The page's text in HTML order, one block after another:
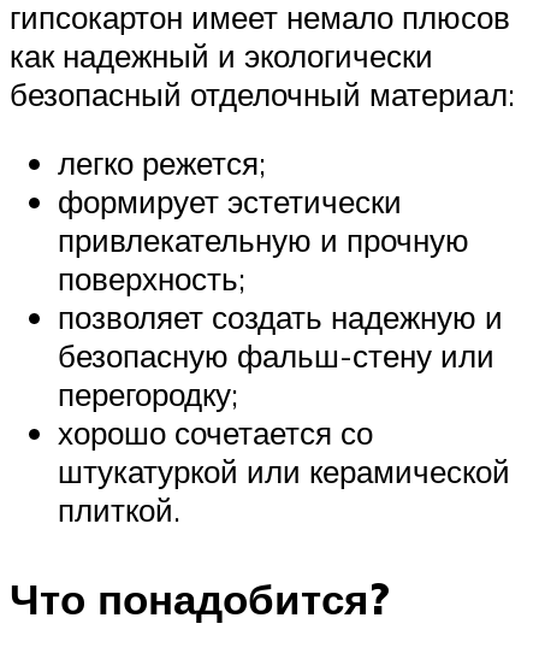
гипсокартон имеет немало плюсов
как надежный и экологически
безопасный отделочный материал:
легко режется;
формирует эстетически
привлекательную и прочную
поверхность;
позволяет создать надежную и
безопасную фальш-стену или
перегородку;
хорошо сочетается со
штукатуркой или керамической
плиткой.
Что понадобится?